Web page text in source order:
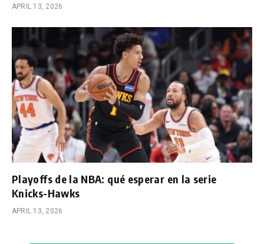
APRIL 13, 2026
Playoffs de la NBA: qué esperar en la serie
Knicks-Hawks
APRIL 13, 2026